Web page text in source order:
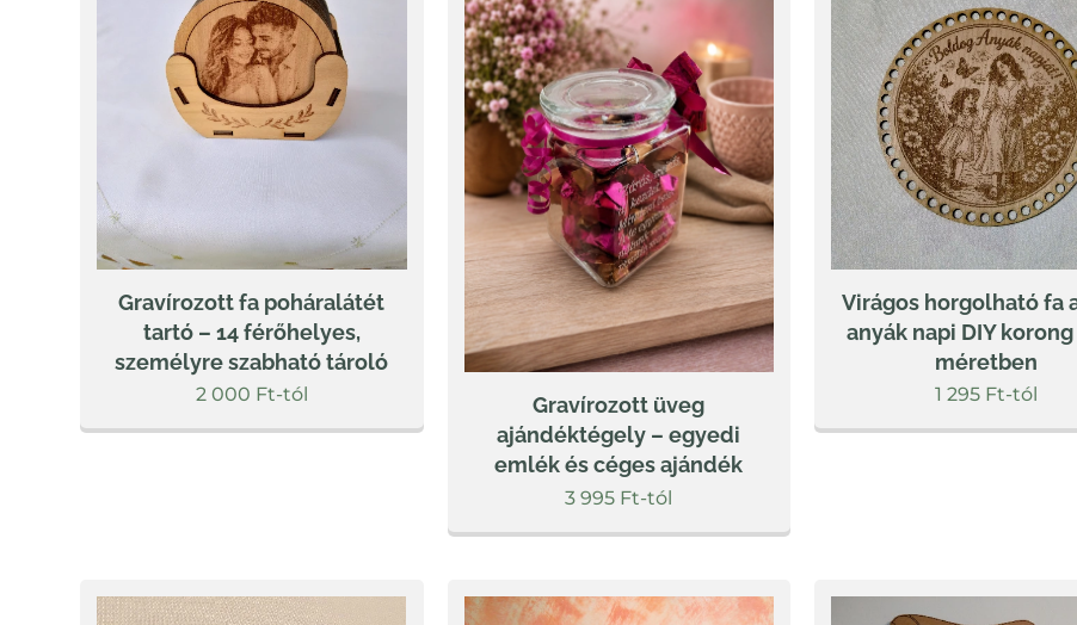
Gravírozott fa poháralátét
tartó – 14 férőhelyes,
személyre szabható tároló
2 000 Ft-tól
Gravírozott üveg
ajándéktégely – egyedi
emlék és céges ajándék
3 995 Ft-tól
Virágos horgolható fa
anyák napi DIY
méretben
1 295Ft-tól